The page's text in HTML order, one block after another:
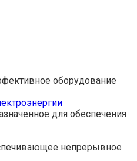
оборудование
для обеспечения
непрерывное